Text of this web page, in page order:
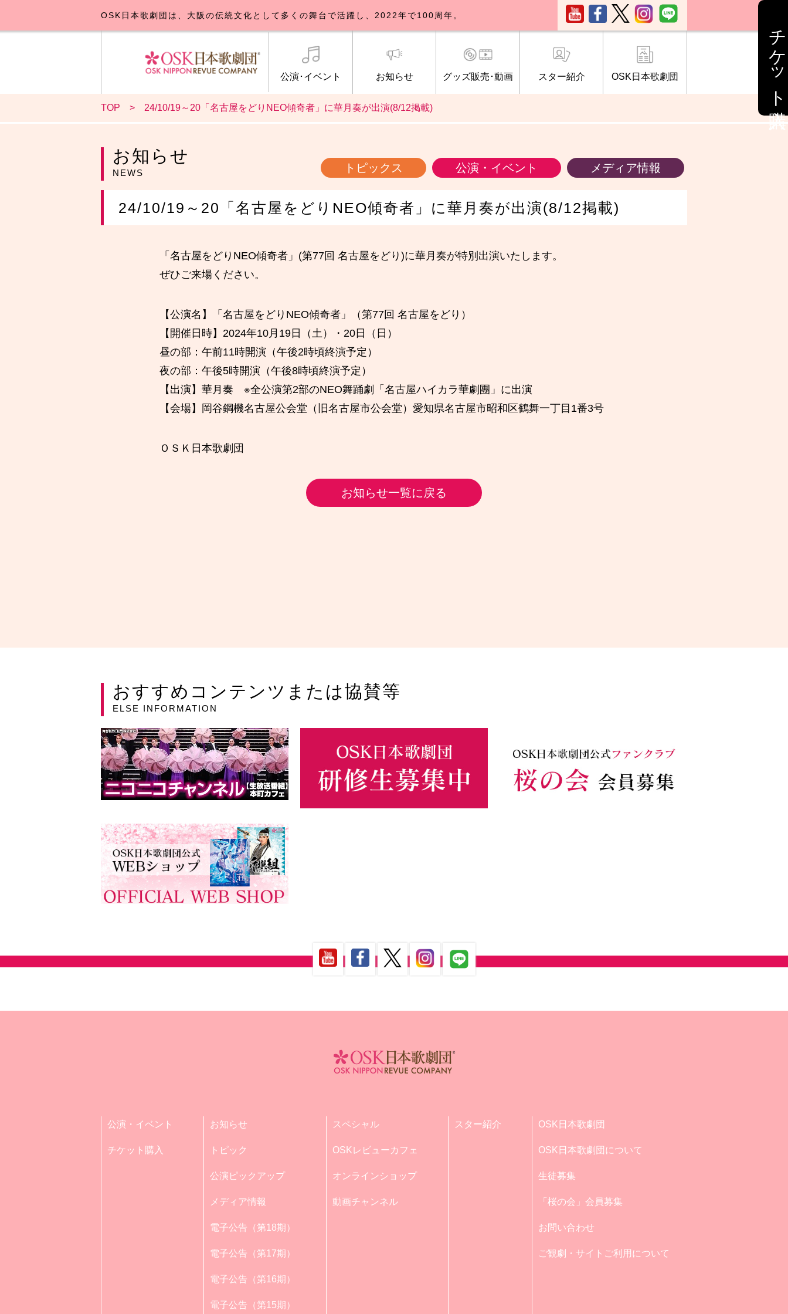
チケット購入
OSK日本歌劇団は、大阪の伝統文化として多くの舞台で活躍し、2022年で100周年。
公演･イベント
公演･イベント ブルックリンパーラー公演
お知らせ
お知らせ一覧 トピックス 公演･イベント
グッズ販売･動画
公式グッズ販売 オンライン配信
スター紹介 OSK日本歌劇団
OSK日本歌劇団について 研修生募集について
TOP 24/10/19～20「名古屋をどりNEO傾奇者」に華月奏が出演(8/12掲載)
お知らせ
NEWS トピックス 公演・イベント メディア情報
24/10/19～20「名古屋をどりNEO傾奇者」に華月奏が出演(8/12掲載)
「名古屋をどりNEO傾奇者」(第77回 名古屋をどり)に華月奏が特別出演いたします。
ぜひご来場ください。
【公演名】「名古屋をどりNEO傾奇者」（第77回 名古屋をどり）
【開催日時】2024年10月19日（土）・20日（日）
昼の部：午前11時開演（午後2時頃終演予定）
夜の部：午後5時開演（午後8時頃終演予定）
【出演】華月奏 ※全公演第2部のNEO舞踊劇「名古屋ハイカラ華劇團」に出演
【会場】岡谷鋼機名古屋公会堂（旧名古屋市公会堂）愛知県名古屋市昭和区鶴舞一丁目1番3号
ＯＳＫ日本歌劇団
お知らせ一覧に戻る
おすすめコンテンツまたは協賛等
ELSE INFORMATION
公演・イベント
チケット購入
お知らせ
トピック
公演ピックアップ
メディア情報
電子公告（第18期）
電子公告（第17期）
電子公告（第16期）
電子公告（第15期）
スペシャル
OSKレビューカフェ
オンラインショップ
動画チャンネル
スター紹介 OSK日本歌劇団
OSK日本歌劇団について
生徒募集
「桜の会」会員募集
お問い合わせ
ご観劇・サイトご利用について